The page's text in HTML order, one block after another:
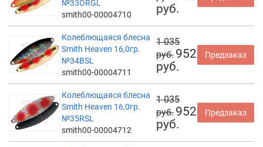
№33ORGL
smith00-00004710
руб.
Колеблющаяся блесна
Smith Heaven 16,0гр.
№34BSL
smith00-00004711
1 035
руб. 952
руб.
Предзаказ
Колеблющаяся блесна
Smith Heaven 16,0гр.
№35RSL
smith00-00004712
1 035
руб. 952
руб.
Предзаказ